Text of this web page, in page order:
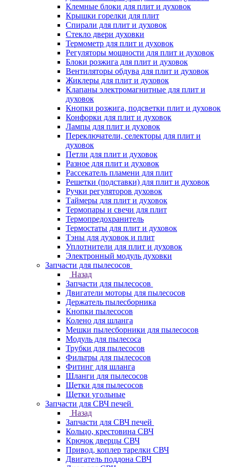
Клемные блоки для плит и духовок
Крышки горелки для плит
Спирали для плит и духовок
Стекло двери духовки
Термометр для плит и духовок
Регуляторы мощности для плит и духовок
Блоки розжига для плит и духовок
Вентиляторы обдува для плит и духовок
Жиклеры для плит и духовок
Клапаны электромагнитные для плит и
духовок
Кнопки розжига, подсветки плит и духовок
Конфорки для плит и духовок
Лампы для плит и духовок
Переключатели, селекторы для плит и
духовок
Петли для плит и духовок
Разное для плит и духовок
Рассекатель пламени для плит
Решетки (подставки) для плит и духовок
Ручки регуляторов духовок
Таймеры для плит и духовок
Термопары и свечи для плит
Термопредохранитель
Термостаты для плит и духовок
Тэны для духовок и плит
Уплотнители для плит и духовок
Электронный модуль духовки
Запчасти для пылесосов
Назад
Запчасти для пылесосов
Двигатели моторы для пылесосов
Держатель пылесборника
Кнопки пылесосов
Колено для шланга
Мешки пылесборники для пылесосов
Модуль для пылесоса
Трубки для пылесосов
Фильтры для пылесосов
Фитинг для шланга
Шланги для пылесосов
Щетки для пылесосов
Щетки угольные
Запчасти для СВЧ печей
Назад
Запчасти для СВЧ печей
Кольцо, крестовина СВЧ
Крючок дверцы СВЧ
Привод, коплер тарелки СВЧ
Двигатель поддона СВЧ